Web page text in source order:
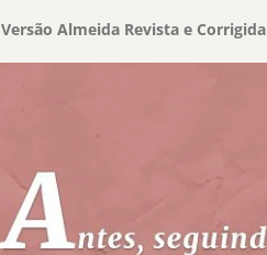
Versão Almeida Revista e Corrigida